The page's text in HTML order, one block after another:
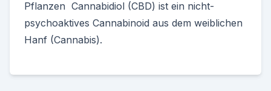
Pflanzen Cannabidiol (CBD) ist ein nicht-
psychoaktives Cannabinoid aus dem weiblichen
Hanf (Cannabis).